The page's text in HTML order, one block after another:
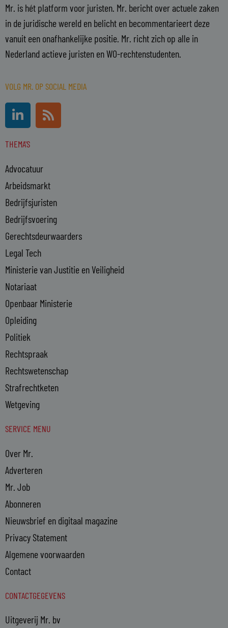
Mr. is hét platform voor juristen. Mr. bericht over actuele zaken
in de juridische wereld en belicht en becommentarieert deze
vanuit een onafhankelijke positie. Mr. richt zich op alle in
Nederland actieve juristen en WO-rechtenstudenten.
VOLG MR. OP SOCIAL MEDIA
L
i
n
k
d
i
n
-
i
n
R
s
s
THEMA'S
Advocatuur
Arbeidsmarkt
Bedrijfsjuristen
Bedrijfsvoering
Gerechtsdeurwaarders
Legal Tech
Ministerie van Justitie en Veiligheid
Notariaat
Openbaar Ministerie
Opleiding
Politiek
Rechtspraak
Rechtswetenschap
Strafrechtketen
Wetgeving
SERVICE MENU
Over Mr.
Adverteren
Mr. Job
Abonneren
Nieuwsbrief en digitaal magazine
Privacy Statement
Algemene voorwaarden
Contact
CONTACTGEGEVENS
Uitgeverij Mr. bv